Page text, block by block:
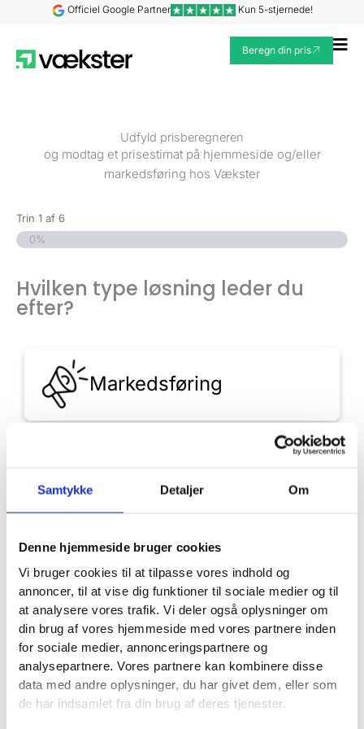
Samtykke Detaljer Om
Denne hjemmeside bruger cookies
Vi bruger cookies til at tilpasse vores indhold og
annoncer, til at vise dig funktioner til sociale medier og til
at analysere vores trafik. Vi deler også oplysninger om
din brug af vores hjemmeside med vores partnere inden
for sociale medier, annonceringspartnere og
analysepartnere. Vores partnere kan kombinere disse
data med andre oplysninger, du har givet dem, eller som
de har indsamlet fra din brug af deres tjenester.
indholdet
Officiel Google Partner Kun 5-stjernede!
Beregn din pris
Udfyld prisberegneren
og modtag et prisestimat på hjemmeside og/eller
markedsføring hos Vækster
Trin 1 af 6
0%
Hvilken type løsning leder du
efter?
Markedsføring
Samlet løsning